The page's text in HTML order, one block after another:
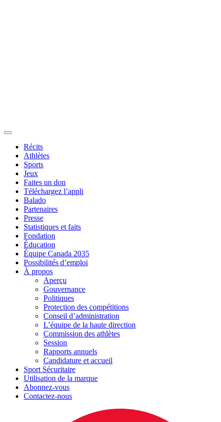
Récits
Athlètes
Sports
Jeux
Faites un don
Téléchargez l’appli
Balado
Partenaires
Presse
Statistiques et faits
Fondation
Éducation
Équipe Canada 2035
Possibilités d’emploi
À propos
Aperçu
Gouvernance
Politiques
Protection des compétitions
Conseil d’administration
L’équipe de la haute direction
Commission des athlètes
Session
Rapports annuels
Candidature et accueil
Sport Sécuritaire
Utilisation de la marque
Abonnez-vous
Contactez-nous